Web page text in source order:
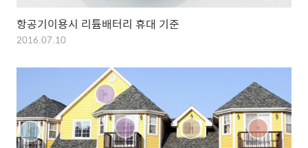
항공기이용시 리튬배터리 휴대 기준
2016.07.10